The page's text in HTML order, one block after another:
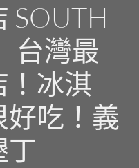
SOUTH
台灣最
！冰淇
好吃！義
丁